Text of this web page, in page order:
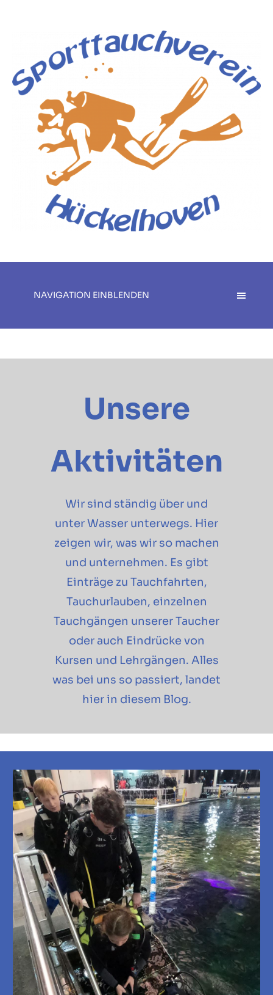
NAVIGATION EINBLENDEN
Unsere
Aktivitäten
Wir sind ständig über und
unter Wasser unterwegs. Hier
zeigen wir, was wir so machen
und unternehmen. Es gibt
Einträge zu Tauchfahrten,
Tauchurlauben, einzelnen
Tauchgängen unserer Taucher
oder auch Eindrücke von
Kursen und Lehrgängen. Alles
was bei uns so passiert, landet
hier in diesem Blog.